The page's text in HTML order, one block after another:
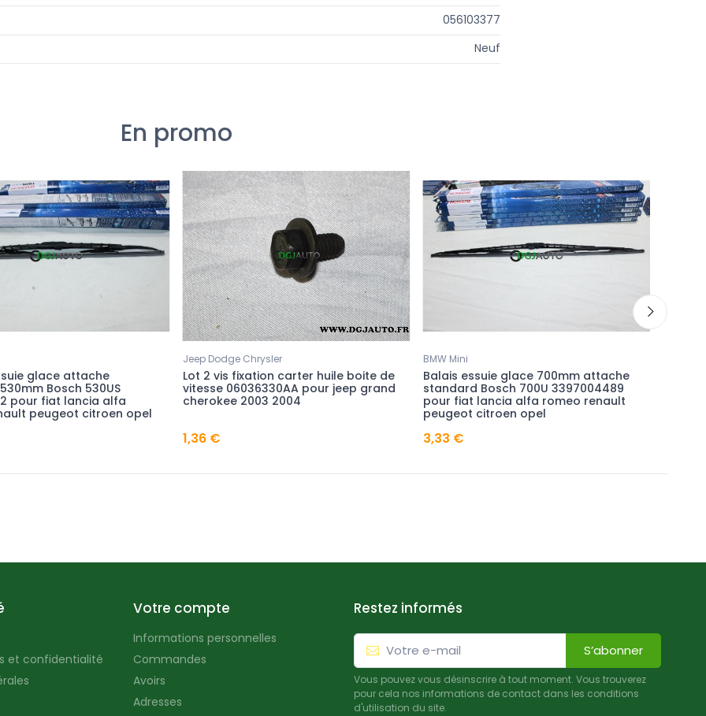
056103377
Neuf
En promo
glace attache
Bosch 530US
pour fiat lancia alfa
peugeot citroen opel
Jeep Dodge Chrysler
Lot 2 vis fixation carter huile boite de
vitesse 06036330AA pour jeep grand
cherokee 2003 2004
1,36 €
BMW Mini
Balais essuie glace 700mm attache
standard Bosch 700U 3397004489
pour fiat lancia alfa romeo renault
peugeot citroen opel
3,33 €
et confidentialité
Votre compte
Informations personnelles
Commandes
Avoirs
Adresses
Restez informés
S’abonner
Vous pouvez vous désinscrire à tout moment. Vous trouverez
pour cela nos informations de contact dans les conditions
d'utilisation du site.